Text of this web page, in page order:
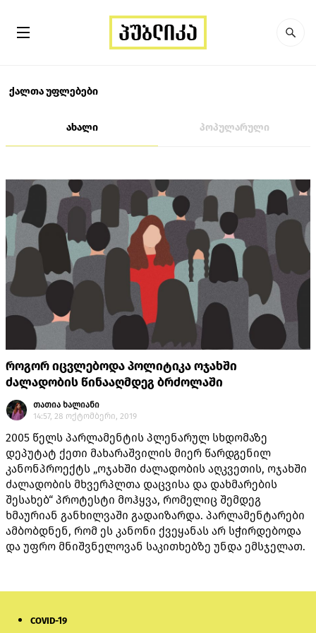
ქალთა უფლებები
ახალი პოპულარული
როგორ იცვლებოდა პოლიტიკა ოჯახში
ძალადობის წინააღმდეგ ბრძოლაში
თათია ხალიანი
14:57, 28 ოქტომბერი, 2019
2005 წელს პარლამენტის პლენარულ სხდომაზე
დეპუტატ ქეთი მახარაშვილის მიერ წარდგენილ
კანონპროექტს „ოჯახში ძალადობის აღკვეთის, ოჯახში
ძალადობის მხვერპლთა დაცვისა და დახმარების
შესახებ“ პროტესტი მოჰყვა, რომელიც შემდეგ
ხმაურიან განხილვაში გადაიზარდა. პარლამენტარები
ამბობდნენ, რომ ეს კანონი ქვეყანას არ სჭირდებოდა
და უფრო მნიშვნელოვან საკითხებზე უნდა ემსჯელათ.
COVID-19